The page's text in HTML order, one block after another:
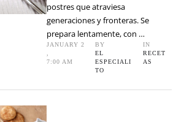
postres que atraviesa
generaciones y fronteras. Se
prepara lentamente, con …
JANUARY 2
,
7:00 AM
BY
EL
ESPECIALI
TO
IN
RECET
AS